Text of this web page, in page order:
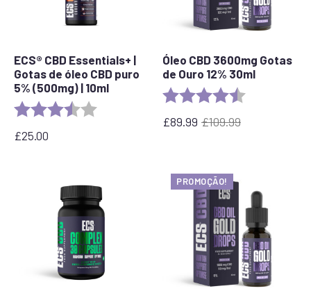
ECS® CBD Essentials+ |
Gotas de óleo CBD puro
5% (500mg) | 10ml
Rating: 3.8 out of 5 stars
£25.00
Óleo CBD 3600mg Gotas
de Ouro 12% 30ml
Rating:
£109.99
O
£109.99.
£89.99
O
89,99
PROMOÇÃO!